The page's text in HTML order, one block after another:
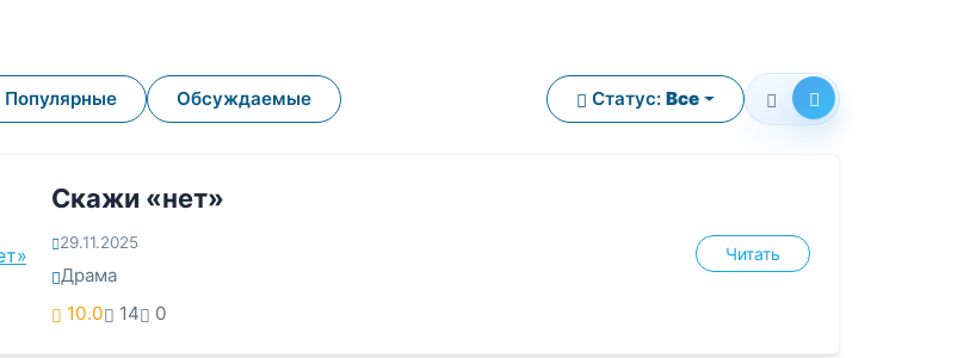
Популярные Обсуждаемые Статус: Все
Скажи «нет»
29.11.2025
Драма
10.0
14 0
Читать